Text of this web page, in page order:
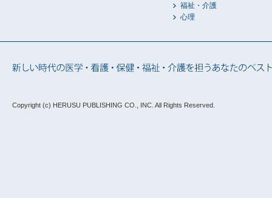
福祉・介護
心理
Copyright (c) HERUSU PUBLISHING CO., INC. All Rights Reserved.